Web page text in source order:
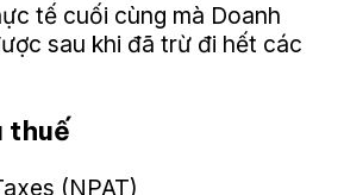
tế cuối cùng mà Doanh
sau khi đã trừ đi hết các
thuế
(NPAT)